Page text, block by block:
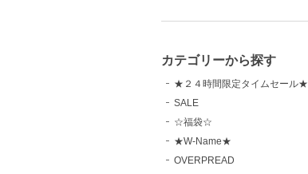
カテゴリーから探す
★２４時間限定タイムセール★
SALE
☆福袋☆
★W-Name★
OVERPREAD